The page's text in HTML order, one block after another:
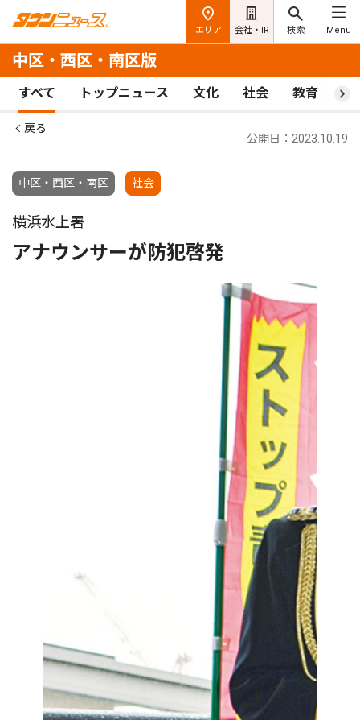
エリア 会社・IR 検索 Menu
中区・西区・南区版
すべて トップニュース 文化 社会 教育 ス
戻る
中区・西区・南区 社会
公開日：2023.10.19
横浜水上署
アナウンサーが防犯啓発